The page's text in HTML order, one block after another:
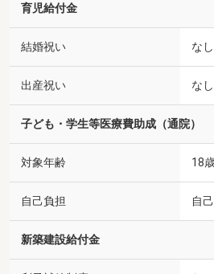
育児給付金
結婚祝い なし
出産祝い なし
子ども・学生等医療費助成（通院）
対象年齢 18
自己負担 自
新築建設給付金